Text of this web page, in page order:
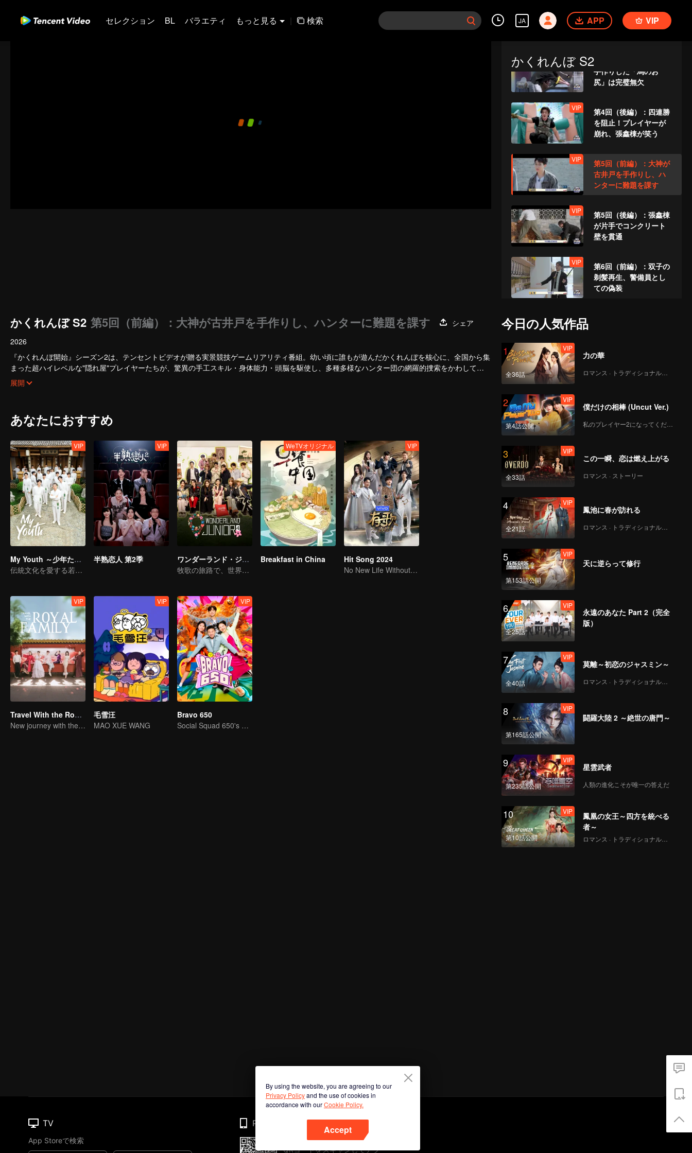
セレクション BL バラエティ もっと見る | 検索 JA APP VIP
かくれんぼ S2
煉瓦の壁？張鑫棟の暗
闇探索は罠にはまっ
VIP
第4回（前編）：大神が
手作りした「馬のお
尻」は完璧無欠
VIP
第4回（後編）：四連勝
を阻止！プレイヤーが
崩れ、張鑫棟が笑う
VIP
第5回（前編）：大神が
古井戸を手作りし、ハ
ンターに難題を課す
VIP
第5回（後編）：張鑫棟
が片手でコンクリート
壁を貫通
VIP
第6回（前編）：双子の
剃髪再生、警備員とし
ての偽装
け巡る
VIP
第7回（前編）：復活
VIP
第7回（後編）：張鑫棟
観客を震撼させる
VIP
第8回（前編）：かくれ
VIP
第8回（後編）：かくれ
VIP
場で崩壊
かくれんぼ S2 第5回（前編）：大神が古井戸を手作りし、ハンターに難題を課す
シェア
2026
『かくれんぼ開始』シーズン2は、テンセントビデオが贈る実景競技ゲームリアリティ番組。幼い頃に誰もが遊んだかくれんぼを核心に、全国から集
まった超ハイレベルな"隠れ屋"プレイヤーたちが、驚異の手工スキル・身体能力・頭脳を駆使し、多種多様なハンター団の網羅的捜索をかわしてい
く。
展開
あなたにおすすめ
VIP
My Youth ～少年たちの旅～
伝統文化を愛する若者たち、登場！
VIP
半熟恋人 第2季
ワンダーランド・ジュニア S4
牧歌の旅路で、世界と出会う
WeTVオリジナル
Breakfast in China
VIP
Hit Song 2024
No New Life Without New Songs
VIP
Travel With the Royal Family
New journey with the queen and concubines
VIP
毛雪汪
MAO XUE WANG
VIP
Bravo 650
Social Squad 650's Hilarious Team-Building
今日の人気作品
1
全36話
VIP
力の華
ロマンス · トラディショナル・コスチューム
2
第4話公開
VIP
僕だけの相棒 (Uncut Ver.)
私のプレイヤー2になってください
3
全33話
VIP
この一瞬、恋は燃え上がる
ロマンス · ストーリー
4
全21話
VIP
鳳池に春が訪れる
ロマンス · トラディショナル・コスチューム
5
第153話公開
VIP
天に逆らって修行
6
全25話
VIP
永遠のあなた Part 2（完全
版）
7
全40話
VIP
莫離～初恋のジャスミン～
ロマンス · トラディショナル・コスチューム
8
第165話公開
VIP
闘羅大陸 2 ～絶世の唐門～
9
第235話公開
VIP
星雲武者
人類の進化こそが唯一の答えだ
10
第10話公開
VIP
鳳凰の女王～四方を統べる
者～
ロマンス · トラディショナル・コスチューム · ファンタジー
By using the website, you are agreeing to our
Privacy Policyand the use of cookies in
accordance with ourCookie Policy.
Accept
TV
App Storeで検索
Phone
QRコードをスキャンしてアプ